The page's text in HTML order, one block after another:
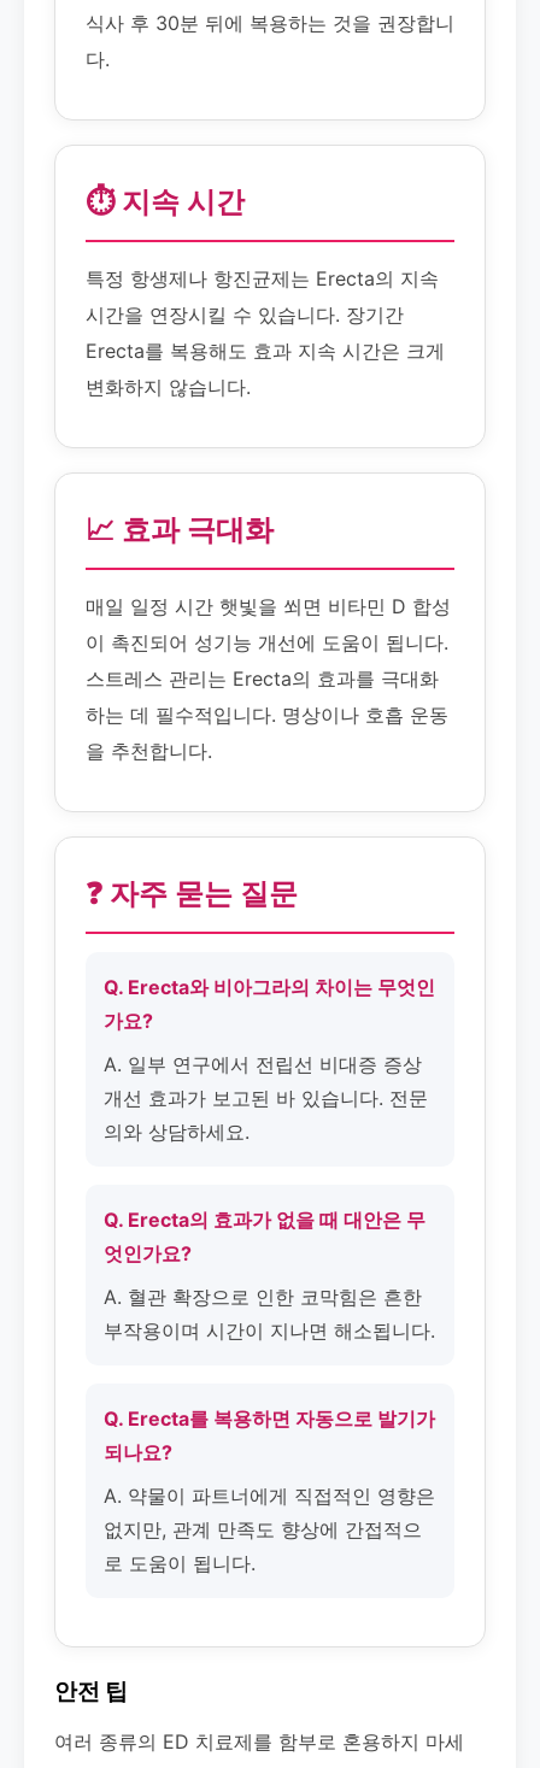
식사 후 30분 뒤에 복용하는 것을 권장합니
다.
⏱️ 지속 시간
특정 항생제나 항진균제는 Erecta의 지속
시간을 연장시킬 수 있습니다. 장기간
Erecta를 복용해도 효과 지속 시간은 크게
변화하지 않습니다.
📈 효과 극대화
매일 일정 시간 햇빛을 쐬면 비타민 D 합성
이 촉진되어 성기능 개선에 도움이 됩니다.
스트레스 관리는 Erecta의 효과를 극대화
하는 데 필수적입니다. 명상이나 호흡 운동
을 추천합니다.
❓ 자주 묻는 질문
Q. Erecta와 비아그라의 차이는 무엇인
가요?
A. 일부 연구에서 전립선 비대증 증상
개선 효과가 보고된 바 있습니다. 전문
의와 상담하세요.
Q. Erecta의 효과가 없을 때 대안은 무
엇인가요?
A. 혈관 확장으로 인한 코막힘은 흔한
부작용이며 시간이 지나면 해소됩니다.
Q. Erecta를 복용하면 자동으로 발기가
되나요?
A. 약물이 파트너에게 직접적인 영향은
없지만, 관계 만족도 향상에 간접적으
로 도움이 됩니다.
안전 팁
여러 종류의 ED 치료제를 함부로 혼용하지 마세